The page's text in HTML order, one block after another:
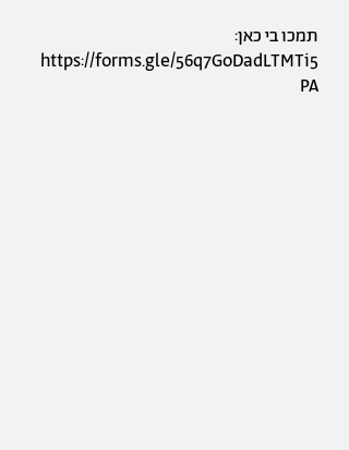
תמכו בי כאן:
https://forms.gle/56q7GoDadLTMTi5
PA